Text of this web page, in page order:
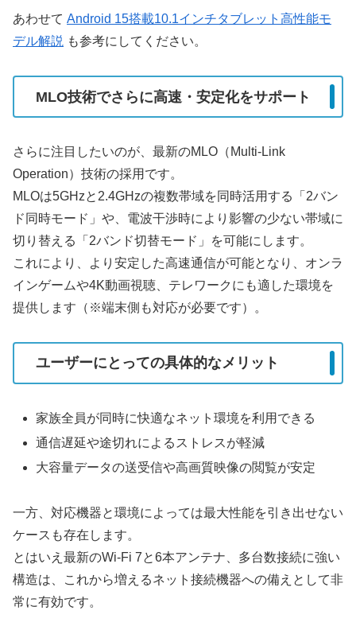
あわせて Android 15搭載10.1インチタブレット高性能モ
デル解説 も参考にしてください。
MLO技術でさらに高速・安定化をサポート
さらに注目したいのが、最新のMLO（Multi-Link
Operation）技術の採用です。
MLOは5GHzと2.4GHzの複数帯域を同時活用する「2バン
ド同時モード」や、電波干渉時により影響の少ない帯域に
切り替える「2バンド切替モード」を可能にします。
これにより、より安定した高速通信が可能となり、オンラ
インゲームや4K動画視聴、テレワークにも適した環境を
提供します（※端末側も対応が必要です）。
ユーザーにとっての具体的なメリット
家族全員が同時に快適なネット環境を利用できる
通信遅延や途切れによるストレスが軽減
大容量データの送受信や高画質映像の閲覧が安定
一方、対応機器と環境によっては最大性能を引き出せない
ケースも存在します。
とはいえ最新のWi-Fi 7と6本アンテナ、多台数接続に強い
構造は、これから増えるネット接続機器への備えとして非
常に有効です。